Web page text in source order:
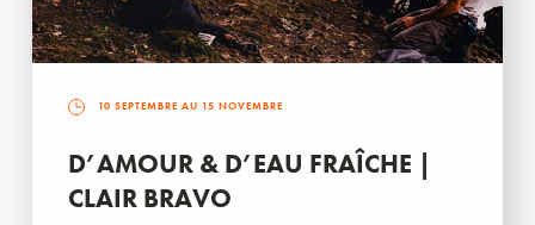
10 SEPTEMBRE AU 15 NOVEMBRE
D’AMOUR & D’EAU FRAÎCHE |
CLAIR BRAVO